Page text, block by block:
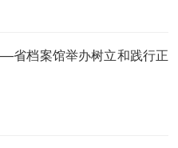
省档案馆举办树立和践行正